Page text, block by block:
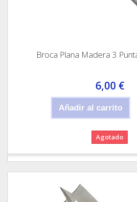
Broca Plana Madera 3
6,00 €
Añadir al carrito
Agotado